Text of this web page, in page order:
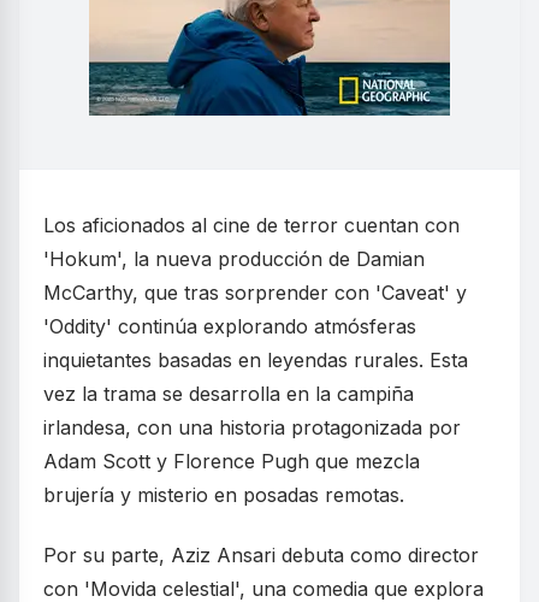
Los aficionados al cine de terror cuentan con
'Hokum', la nueva producción de Damian
McCarthy, que tras sorprender con 'Caveat' y
'Oddity' continúa explorando atmósferas
inquietantes basadas en leyendas rurales. Esta
vez la trama se desarrolla en la campiña
irlandesa, con una historia protagonizada por
Adam Scott y Florence Pugh que mezcla
brujería y misterio en posadas remotas.
Por su parte, Aziz Ansari debuta como director
con 'Movida celestial', una comedia que explora